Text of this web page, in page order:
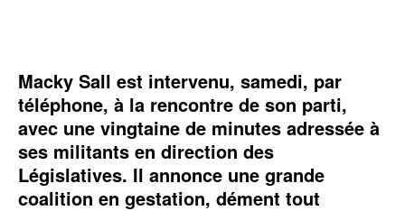
Macky Sall est intervenu, samedi, par
téléphone, à la rencontre de son parti,
avec une vingtaine de minutes adressée à
ses militants en direction des
Législatives. Il annonce une grande
coalition en gestation, dément tout